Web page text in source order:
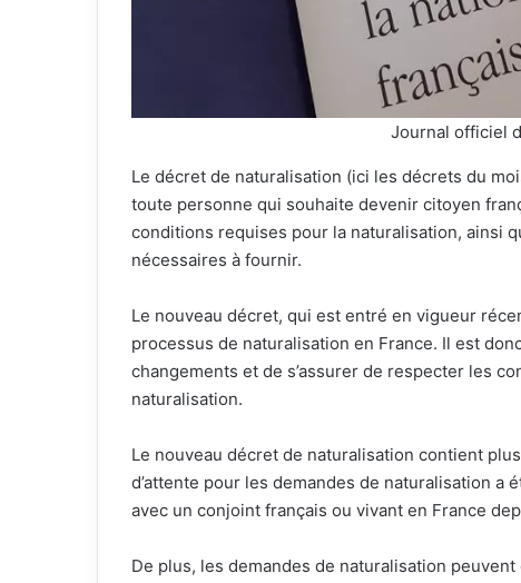
Journal officiel
Le décret de naturalisation (ici les décrets du
toute personne qui souhaite devenir citoyen
conditions requises pour la naturalisation, ainsi
nécessaires à fournir.
Le nouveau décret, qui est entré en vigueur
processus de naturalisation en France. Il est
changements et de s’assurer de respecter les
naturalisation.
Le nouveau décret de naturalisation contient
d’attente pour les demandes de naturalisation a
avec un conjoint français ou vivant en France
De plus, les demandes de naturalisation